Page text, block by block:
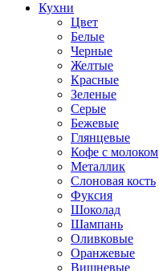
Кухни
Цвет
Белые
Черные
Желтые
Красные
Зеленые
Серые
Бежевые
Глянцевые
Кофе с молоком
Металлик
Слоновая кость
Фуксия
Шоколад
Шампань
Оливковые
Оранжевые
Вишневые